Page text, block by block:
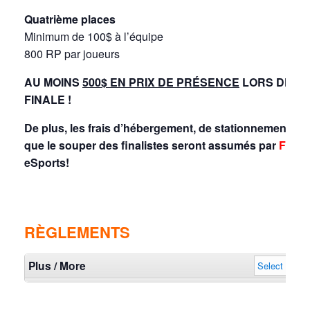
Quatrième places
Minimum de 100$ à l’équipe
800 RP par joueurs
AU MOINS 500$ EN PRIX DE PRÉSENCE LORS DE LA
FINALE !
De plus, les frais d’hébergement, de stationnement
que le souper des finalistes seront assumés par
eSports!
RÈGLEMENTS
Plus / More Select